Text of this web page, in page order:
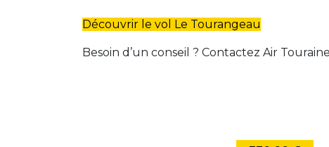
Découvrir le vol Le Tourangeau
Besoin d’un conseil ? Contactez Air